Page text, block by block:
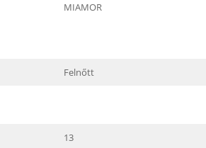
MIAMOR
Felnőtt
13